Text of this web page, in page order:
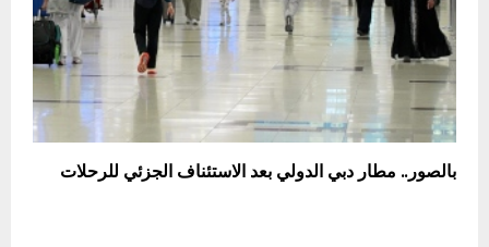
بالصور.. مطار دبي الدولي بعد الاستئناف الجزئي للرحلات